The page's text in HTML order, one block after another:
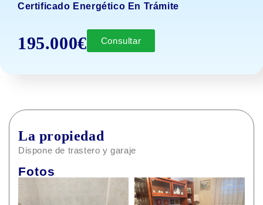
Certificado Energético En Trámite
195.000€ Consultar
La propiedad
Dispone de trastero y garaje
Fotos